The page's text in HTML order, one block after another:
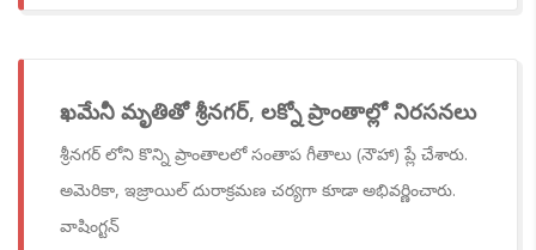
ఖమేనీ మృతితో శ్రీనగర్, లక్నో ప్రాంతాల్లో నిరసనలు
శ్రీనగర్ లోని కొన్ని ప్రాంతాలలో సంతాప గీతాలు (నౌహా) ప్లే చేశారు.
అమెరికా, ఇజ్రాయిల్ దురాక్రమణ చర్యగా కూడా అభివర్ణించారు.
వాషింగ్టన్